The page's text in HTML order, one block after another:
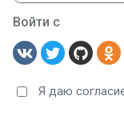
Войти с
Я даю